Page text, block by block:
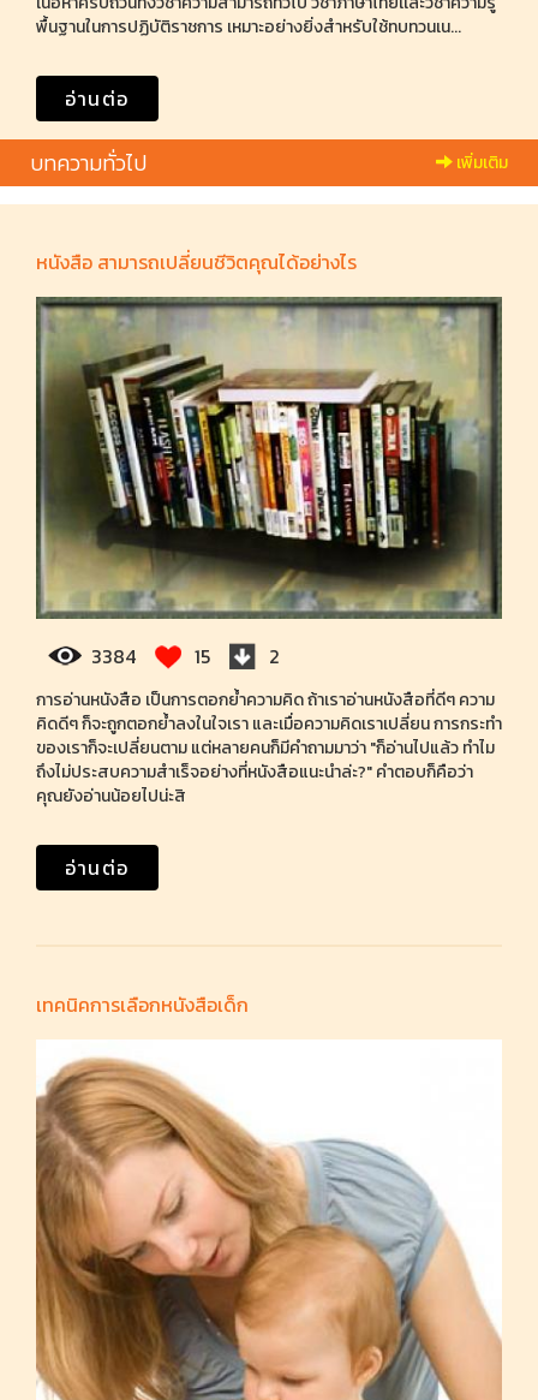
พื้นฐานในการปฏิบัติราชการ เหมาะอย่างยิ่งสำหรับใช้ทบทวนเน...
อ่านต่อ
บทความทั่วไป เพิ่มเติม
หนังสือ สามารถเปลี่ยนชีวิตคุณได้อย่างไร
3384 15 2
การอ่านหนังสือ เป็นการตอกย้ำความคิด ถ้าเราอ่านหนังสือที่ดีๆ ความ
คิดดีๆ ก็จะถูกตอกย้ำลงในใจเรา และเมื่อความคิดเราเปลี่ยน การกระทำ
ของเราก็จะเปลี่ยนตาม แต่หลายคนก็มีคำถามมาว่า "ก็อ่านไปแล้ว ทำไม
ถึงไม่ประสบความสำเร็จอย่างที่หนังสือแนะนำล่ะ?" คำตอบก็คือว่า
คุณยังอ่านน้อยไปน่ะสิ
อ่านต่อ
เทคนิคการเลือกหนังสือเด็ก